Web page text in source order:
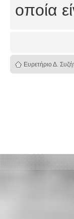
οποία
Ευρετήριο Δ.